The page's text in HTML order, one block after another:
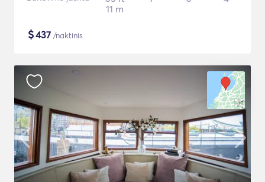
11 m
$437 /naktinis